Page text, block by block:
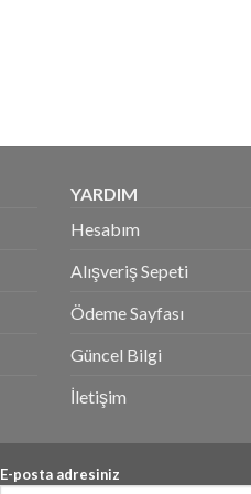
YARDIM
Hesabım
Alışveriş Sepeti
Ödeme Sayfası
Güncel Bilgi
İletişim
E-posta adresiniz